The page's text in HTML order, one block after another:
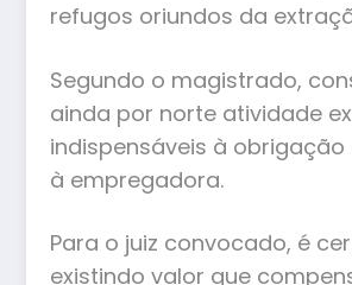
refugos oriundos da
Segundo o magistrado,
ainda por norte atividade
indispensáveis à
à empregadora.
Para o juiz convocado, é
existindo valor que